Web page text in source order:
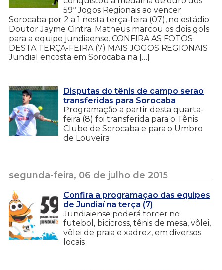
59º Jogos Regionais ao vencer
Sorocaba por 2 a 1 nesta terça-feira (07), no estádio
Doutor Jayme Cintra. Matheus marcou os dois gols
para a equipe jundiaense. CONFIRA AS FOTOS
DESTA TERÇA-FEIRA (7) MAIS JOGOS REGIONAIS
Jundiaí encosta em Sorocaba na […]
Disputas do tênis de campo serão
transferidas para Sorocaba
Programação a partir desta quarta-
feira (8) foi transferida para o Tênis
Clube de Sorocaba e para o Umbro
de Louveira
segunda-feira, 06 de julho de 2015
Confira a programação das equipes
de Jundiaí na terça (7)
Jundiaiense poderá torcer no
futebol, bicicross, tênis de mesa, vôlei,
vôlei de praia e xadrez, em diversos
locais